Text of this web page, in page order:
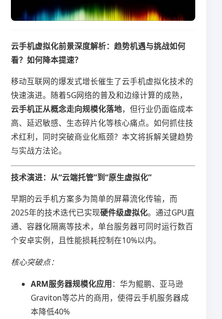
​云手机虚拟化前景深度解析：趋势机遇与挑战如何
看？如何降本提速？​
移动互联网的爆发式增长催生了云手机虚拟化技术的
快速演进。随着5G网络的普及和边缘计算的成熟，​
云手机正从概念走向规模化落地​​，但行业仍面临成本
高、延迟敏感、生态碎片化等核心痛点。如何抓住技
术红利，同时突破商业化瓶颈？本文将拆解关键趋势
与实战方法论。
​技术演进：从“云端托管”到“原生虚拟化”​
早期的云手机方案多为简单的屏幕流化传输，而
2025年的技术迭代已实现​​硬件级虚拟化​​。通过GPU直
通、容器化隔离等技术，单台服务器可同时运行数百
个安卓实例，且性能损耗控制在10%以内。
核心突破点：
​ARM服务器规模化应用​​：华为鲲鹏、亚马逊
Graviton等芯片的商用，使得云手机服务器成
本降低40%